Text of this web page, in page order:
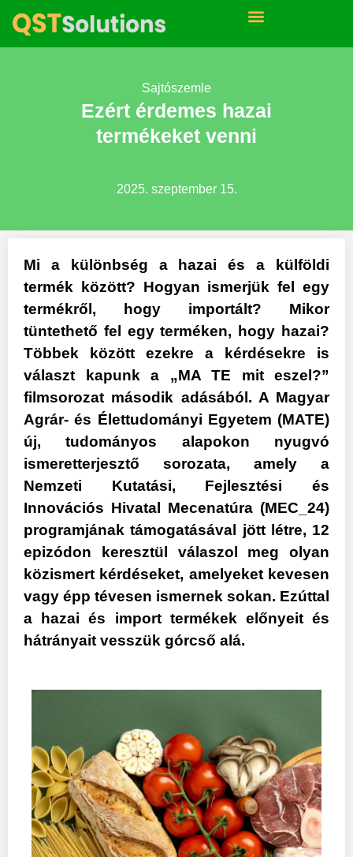
Sajtószemle
Ezért érdemes hazai
termékeket venni
2025. szeptember 15.
Mi a különbség a hazai és a külföldi
termék között? Hogyan ismerjük fel egy
termékről, hogy importált? Mikor
tüntethető fel egy terméken, hogy hazai?
Többek között ezekre a kérdésekre is
választ kapunk a „MA TE mit eszel?”
filmsorozat második adásából. A Magyar
Agrár- és Élettudományi Egyetem (MATE)
új, tudományos alapokon nyugvó
ismeretterjesztő sorozata, amely a
Nemzeti Kutatási, Fejlesztési és
Innovációs Hivatal Mecenatúra (MEC_24)
programjának támogatásával jött létre, 12
epizódon keresztül válaszol meg olyan
közismert kérdéseket, amelyeket kevesen
vagy épp tévesen ismernek sokan. Ezúttal
a hazai és import termékek előnyeit és
hátrányait vesszük górcső alá.